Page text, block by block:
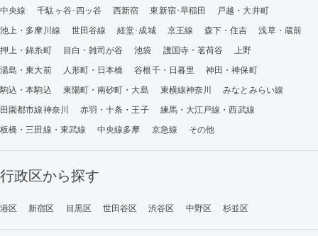
中央線
千駄ヶ谷･四ッ谷 西新宿 東新宿･早稲田
戸越・大井町
池上・多摩川線
世田谷線 経堂･成城 京王線 森下・住吉
浅草・蔵前
押上・錦糸町
目白・雑司が谷 池袋 護国寺・茗荷谷
上野
湯島・東大前
人形町・日本橋 谷根千・日暮里
神田・神保町
駒込・本駒込
東陽町・南砂町・大島 東横線神奈川
みなとみらい線
田園都市線神奈川
赤羽・十条・王子
練馬・大江戸線・西武線
板橋・三田線・東武線
中央線多摩 京急線 その他
行政区から探す
港区 新宿区 目黒区 世田谷区 渋谷区 中野区 杉並区